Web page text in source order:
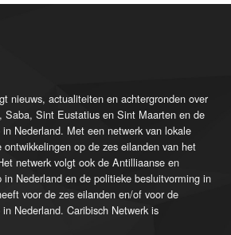
nieuws, actualiteiten en achtergronden over
Saba, Sint Eustatius en Sint Maarten en de
Nederland. Met een netwerk van lokale
op de zes eilanden van het
netwerk volgt ook de Antilliaanse en
in Nederland en de politieke besluitvorming in
voor de zes eilanden en/of voor de
Nederland. Caribisch Netwerk is